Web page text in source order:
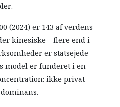
(2024) er 143 af verdens
kinesiske – flere end i
er statsejede
model er funderet i en
ikke privat